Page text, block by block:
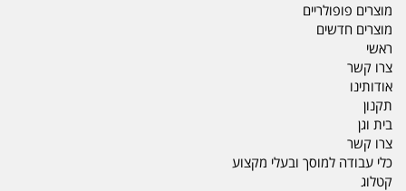
מוצרים פופולריים
מוצרים חדשים
ראשי
צרו קשר
אודותינו
תקנון
בית וגן
צרו קשר
כלי עבודה למוסך ובעלי מקצוע
קטלוג